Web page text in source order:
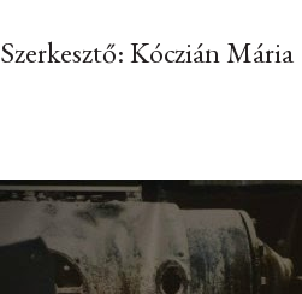
Szerkesztő: Kóczián Mária